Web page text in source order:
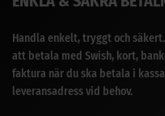
Handla enkelt, tryggt och
att betala med Swish, kort,
faktura när du ska betala i
leveransadress vid behov.